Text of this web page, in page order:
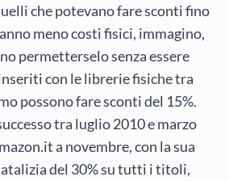
che potevano fare sconti fino
meno costi fisici, immagino,
permetterselo senza essere
con le librerie fisiche tra
possono fare sconti del 15%.
tra luglio 2010 e marzo
a novembre, con la sua
del 30% su tutti i titoli,